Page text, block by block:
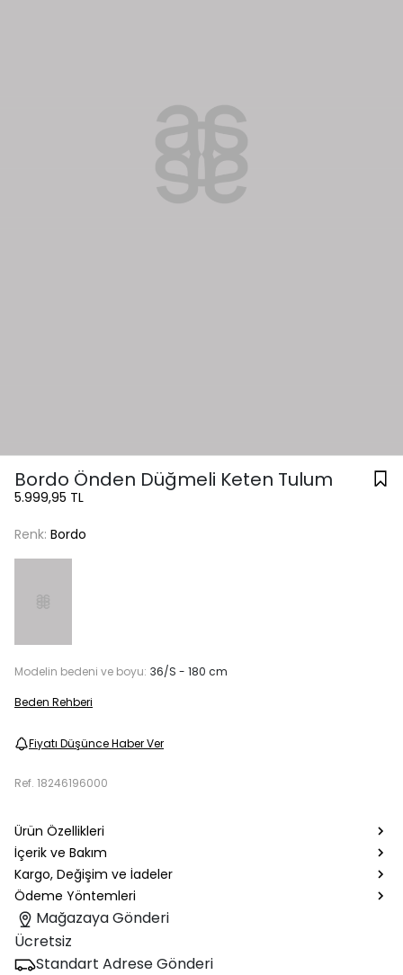
Bordo Önden Düğmeli Keten Tulum
5.999,95 TL
Renk: Bordo
Modelin bedeni ve boyu: 36/S - 180 cm
Beden Rehberi
Fiyatı Düşünce Haber Ver
Ref. 18246196000
Ürün Özellikleri
İçerik ve Bakım
Kargo, Değişim ve İadeler
Ödeme Yöntemleri
Mağazaya Gönderi
Ücretsiz
Standart Adrese Gönderi